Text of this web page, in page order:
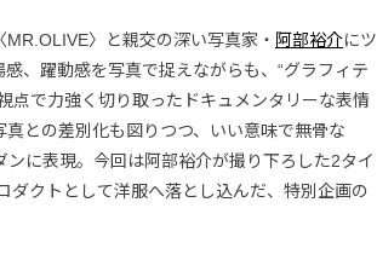
〉と親交の深い写真家・ 阿部裕介にツ
、躍動感を写真で捉えながらも、“グラフィテ
点で力強く切り取ったドキュメンタリーな表情
との差別化も図りつつ、いい意味で無骨な
に表現。今回は阿部裕介が撮り下ろした2タイ
ダクトとして洋服へ落とし込んだ、特別企画の